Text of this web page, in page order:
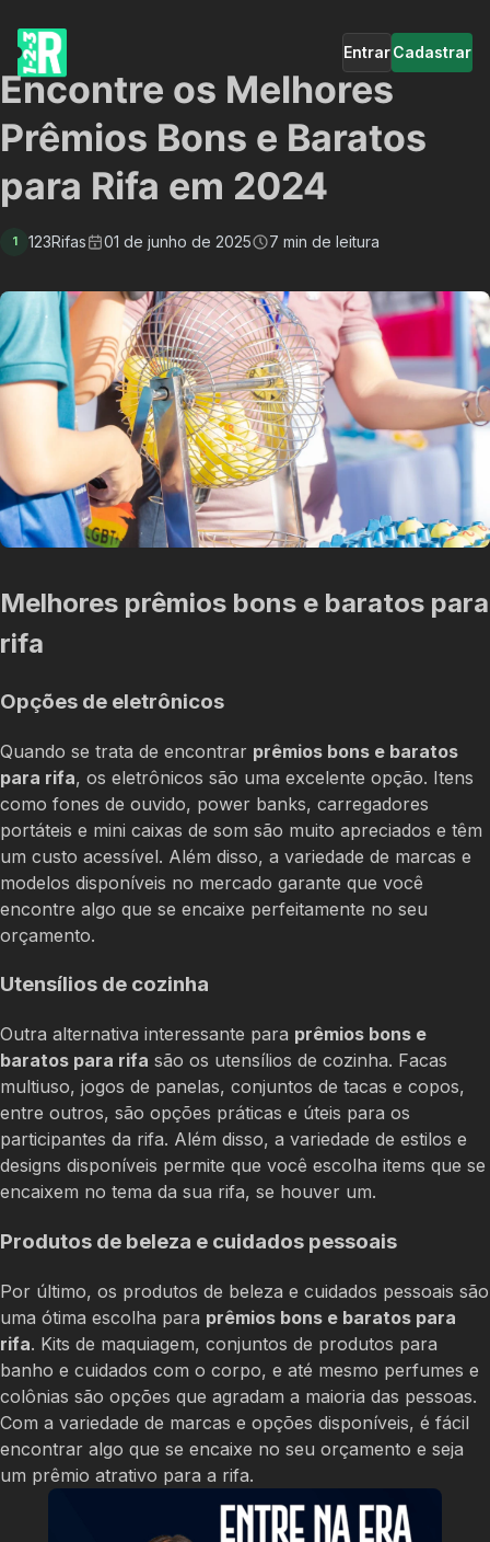
EntrarCadastrar
Encontre os Melhores
Prêmios Bons e Baratos
para Rifa em 2024
1 123Rifas 01 de junho de 2025 7 min de leitura
Melhores prêmios bons e baratos para
rifa
Opções de eletrônicos
Quando se trata de encontrar prêmios bons e baratos
para rifa, os eletrônicos são uma excelente opção. Itens
como fones de ouvido, power banks, carregadores
portáteis e mini caixas de som são muito apreciados e têm
um custo acessível. Além disso, a variedade de marcas e
modelos disponíveis no mercado garante que você
encontre algo que se encaixe perfeitamente no seu
orçamento.
Utensílios de cozinha
Outra alternativa interessante para prêmios bons e
baratos para rifa são os utensílios de cozinha. Facas
multiuso, jogos de panelas, conjuntos de tacas e copos,
entre outros, são opções práticas e úteis para os
participantes da rifa. Além disso, a variedade de estilos e
designs disponíveis permite que você escolha items que se
encaixem no tema da sua rifa, se houver um.
Produtos de beleza e cuidados pessoais
Por último, os produtos de beleza e cuidados pessoais são
uma ótima escolha para prêmios bons e baratos para
rifa. Kits de maquiagem, conjuntos de produtos para
banho e cuidados com o corpo, e até mesmo perfumes e
colônias são opções que agradam a maioria das pessoas.
Com a variedade de marcas e opções disponíveis, é fácil
encontrar algo que se encaixe no seu orçamento e seja
um prêmio atrativo para a rifa.